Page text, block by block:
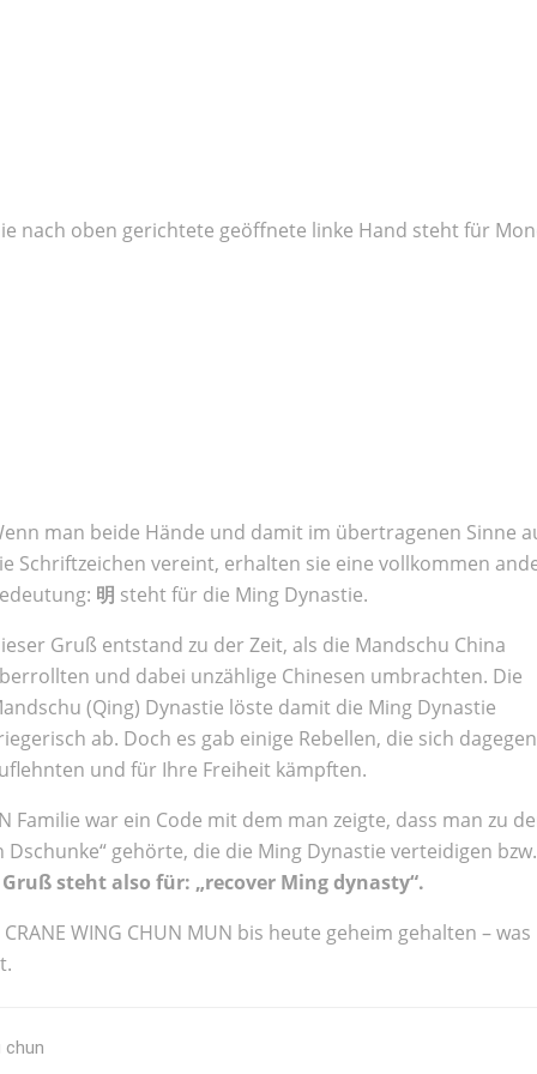
nach oben gerichtete geöffnete linke Hand steht für
man beide Hände und damit im übertragenen Sinne
Schriftzeichen vereint, erhalten sie eine vollkommen
明 steht für die Ming Dynastie.
Gruß entstand zu der Zeit, als die Mandschu China
und dabei unzählige Chinesen umbrachten. Die
(Qing) Dynastie löste damit die Ming Dynastie
ab. Doch es gab einige Rebellen, die sich dagegen
und für Ihre Freiheit kämpften.
Familie war ein Code mit dem man zeigte, dass man zu
gehörte, die die Ming Dynastie verteidigen bzw.
steht also für: „recover Ming dynasty“.
WING CHUN MUN bis heute geheim gehalten – was
chun